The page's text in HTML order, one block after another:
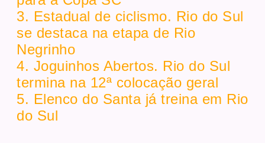
3. Estadual de ciclismo. Rio do Sul
se destaca na etapa de Rio
Negrinho
4. Joguinhos Abertos. Rio do Sul
termina na 12ª colocação geral
5. Elenco do Santa já treina em Rio
do Sul